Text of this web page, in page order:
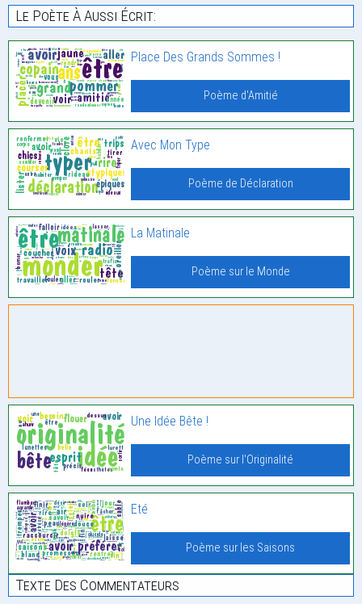
Le Poète À Aussi Écrit:
Place Des Grands Sommes !
Poème d'Amitié
Avec Mon Type
Poème de Déclaration
La Matinale
Poème sur le Monde
Une Idée Bête !
Poème sur l'Originalité
Eté
Poème sur les Saisons
Texte Des Commentateurs